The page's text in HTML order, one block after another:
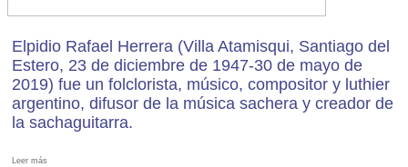
Elpidio Rafael Herrera (Villa Atamisqui, Santiago del
Estero, 23 de diciembre de 1947-30 de mayo de
2019) fue un folclorista, músico, compositor y luthier
argentino, difusor de la música sachera y creador de
la sachaguitarra.
Leer más